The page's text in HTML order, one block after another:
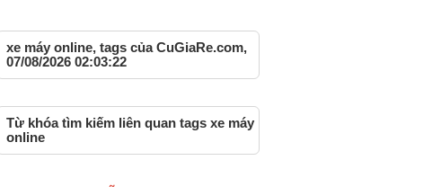
xe máy online, tags của CuGiaRe.com,
07/08/2026 02:03:22
Từ khóa tìm kiếm liên quan tags xe máy
online